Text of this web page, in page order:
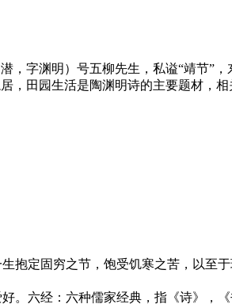
，字渊明）号五柳先生，私谥“靖节”
，田园生活是陶渊明诗的主要题材，
抱定固穷之节，饱受饥寒之苦，以至
。六经：六种儒家经典，指《诗》，《